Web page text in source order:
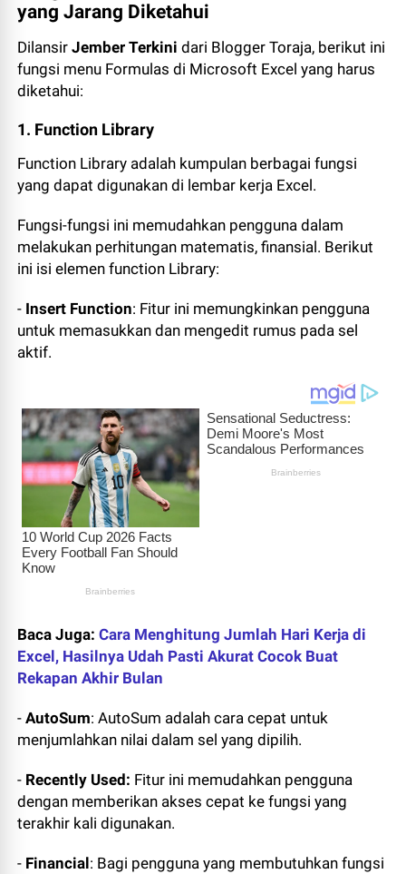
yang Jarang Diketahui
DilansirJember Terkinidari Blogger Toraja, berikut ini
fungsi menu Formulas di Microsoft Excel yang harus
diketahui:
1. Function Library
Function Library adalah kumpulan berbagai fungsi
yang dapat digunakan di lembar kerja Excel.
Fungsi-fungsi ini memudahkan pengguna dalam
melakukan perhitungan matematis, finansial. Berikut
ini isi elemen function Library:
- Insert Function: Fitur ini memungkinkan pengguna
untuk memasukkan dan mengedit rumus pada sel
aktif.
Baca Juga:Cara Menghitung Jumlah Hari Kerja di
Excel, Hasilnya Udah Pasti Akurat Cocok Buat
Rekapan Akhir Bulan
-AutoSum: AutoSum adalah cara cepat untuk
menjumlahkan nilai dalam sel yang dipilih.
- Recently Used: Fitur ini memudahkan pengguna
dengan memberikan akses cepat ke fungsi yang
terakhir kali digunakan.
- Financial: Bagi pengguna yang membutuhkan fungsi